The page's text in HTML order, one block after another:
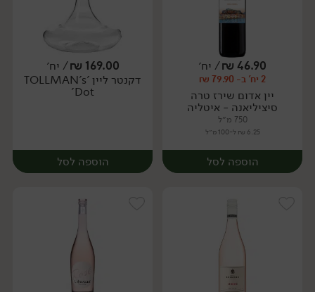
יח׳ יח׳
46.90
₪/ יח׳
2 יח' ב- 79.90 ₪
יין אדום שירז טרה
סיציליאנה - איטליה
750 מ״ל
6.25 ₪ ל-100 מ״ל
הוספה לסל
169.00
₪/ יח׳
דקנטר ליין 'TOLLMAN's
Dot'
הוספה לסל